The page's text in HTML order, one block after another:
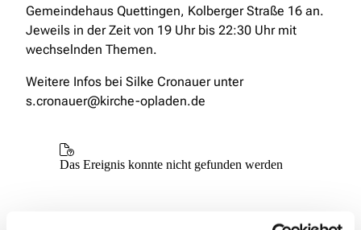
Gemeindehaus Quettingen, Kolberger Straße 16 an.
Jeweils in der Zeit von 19 Uhr bis 22:30 Uhr mit
wechselnden Themen.
Weitere Infos bei Silke Cronauer unter
s.cronauer@kirche-opladen.de